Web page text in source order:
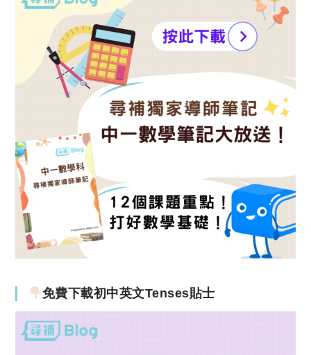
免費下載初中英文Tenses貼士